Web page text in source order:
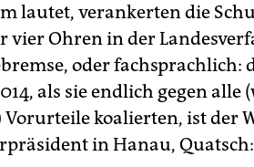
lautet, verankerten die
vier Ohren in der
oder fachsprachlich:
als sie endlich gegen
Vorurteile koalierten, ist der
in Hanau, Quatsch: